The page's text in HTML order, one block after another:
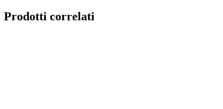
Prodotti correlati